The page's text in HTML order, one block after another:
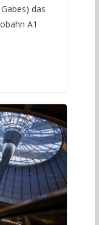
das
A1